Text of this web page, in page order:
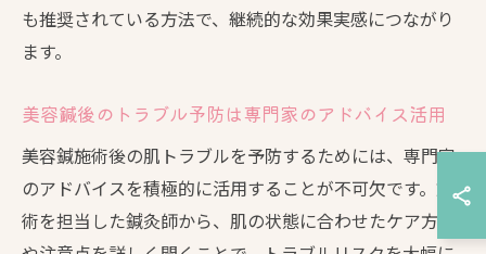
も推奨されている方法で、継続的な効果実感につながり
ます。
美容鍼後のトラブル予防は専門家のアドバイス活用
美容鍼施術後の肌トラブルを予防するためには、専門家
のアドバイスを積極的に活用することが不可欠です。施
術を担当した鍼灸師から、肌の状態に合わせたケア方法